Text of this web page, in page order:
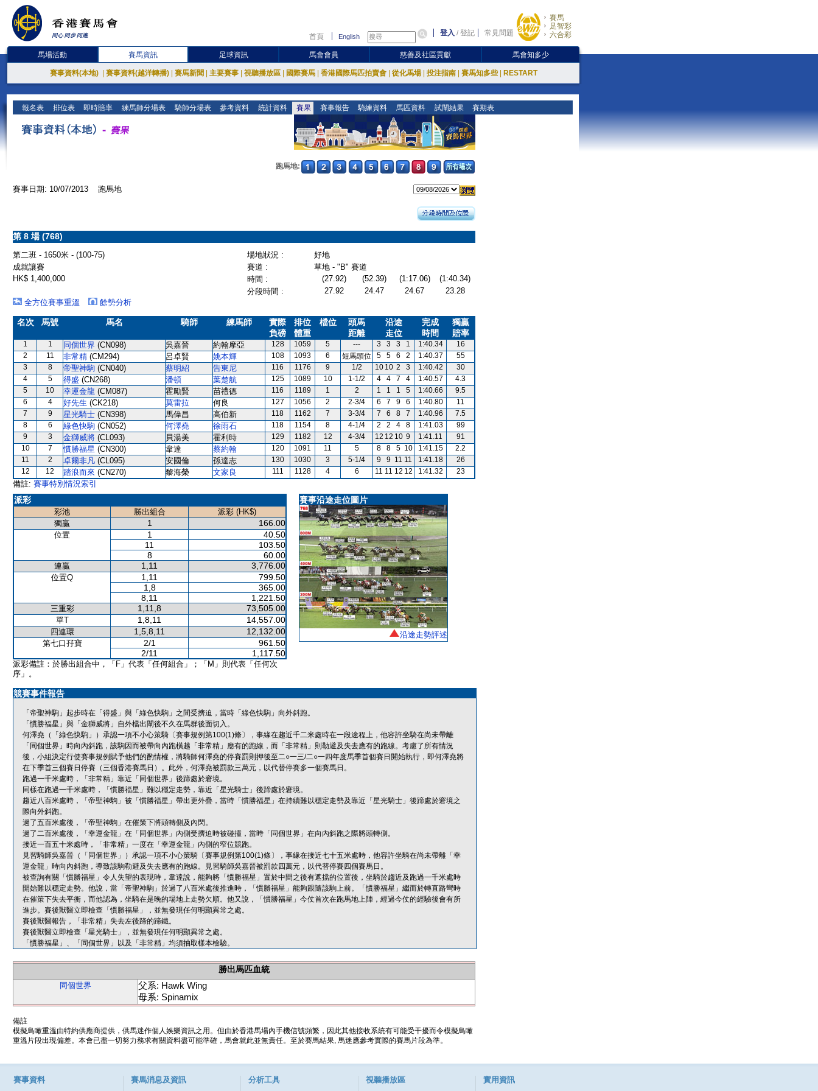
首頁 English 登入 /登記 常見問題
賽馬
足智彩
六合彩
馬場活動 賽馬資訊 足球資訊 馬會會員 慈善及社區貢獻 馬會知多少
賽事資料(本地) 賽事資料(越洋轉播) 賽馬新聞 主要賽事 視聽播放區 國際賽馬 香港國際馬匹拍賣會 從化馬場 投注指南 賽馬知多些 RESTART
報名表 排位表 即時賠率 練馬師分場表 騎師分場表 參考資料 統計資料 賽果 賽事報告 騎練資料 馬匹資料 試閘結果 賽期表
跑馬地:
賽事日期: 10/07/2013 跑馬地
第 8 場 (768)
第二班 - 1650米 - (100-75) 場地狀況 :
好地
成就讓賽
賽道 :
草地 - "B" 賽道
HK$ 1,400,000
時間 : (27.92) (52.39) (1:17.06)
(1:40.34)
分段時間 :
27.92 24.47 24.67
23.28
全方位賽事重溫
餘勢分析
名次 馬號 馬名 騎師 練馬師
實際
負磅
排位
體重
檔位
頭馬
距離
沿途
走位
完成
時間
獨贏
賠率
1 1 同個世界 (CN098) 吳嘉晉 約翰摩亞 128 1059 5 --- 3 3 3 1 1:40.34
16
2
11 非常精 (CM294) 呂卓賢 姚本輝 108 1093 6 短馬頭位 5 5 6 2 1:40.37
55
3
8 帝聖神駒 (CN040) 蔡明紹 告東尼 116 1176 9 1/2 10 10 2 3 1:40.42
30
4
5 得盛 (CN268) 潘頓 葉楚航 125 1089 10 1-1/2 4 4 7 4 1:40.57
4.3
5
10 幸運金龍 (CM087) 霍勵賢 苗禮德 116 1189 1 2 1 1 1 5 1:40.66
9.5
6
4 好先生 (CK218) 莫雷拉 何良 127 1056 2 2-3/4 6 7 9 6 1:40.80
11
7
9 星光騎士 (CN398) 馬偉昌 高伯新 118 1162 7 3-3/4 7 6 8 7 1:40.96
7.5
8
6 綠色快駒 (CN052) 何澤堯 徐雨石 118 1154 8 4-1/4 2 2 4 8 1:41.03
99
9
3 金獅威將 (CL093) 貝湯美 霍利時 129 1182 12 4-3/4 12 12 10 9 1:41.11
91
10
7 慣勝福星 (CN300) 韋達 蔡約翰 120 1091 11 5 8 8 5 10 1:41.15
2.2
11
2 卓爾非凡 (CL095) 安國倫 孫達志 130 1030 3 5-1/4 9 9 11 11 1:41.18
26
12
12 踏浪而來 (CN270) 黎海榮 文家良 111 1128 4 6 11 11 12 12 1:41.32 23
備註: 賽事特別情況索引
派彩
彩池 勝出組合
派彩 (HK$)
獨贏
1 166.00
位置 1
40.50
11
103.50
8
60.00
連贏 1,11 3,776.00
位置Q 1,11
799.50
1,8
365.00
8,11
1,221.50
三重彩 1,11,8 73,505.00
單T 1,8,11 14,557.00
四連環 1,5,8,11 12,132.00
第七口孖寶 2/1
961.50
2/11
1,117.50
派彩備註：於勝出組合中，「F」代表「任何組合」；「M」則代表「任何次
序」。
賽事沿途走位圖片
沿途走勢評述
競賽事件報告
「帝聖神駒」起步時在「得盛」與「綠色快駒」之間受擠迫，當時「綠色快駒」向外斜跑。
「慣勝福星」與「金獅威將」自外檔出閘後不久在馬群後面切入。
何澤堯（「綠色快駒」）承認一項不小心策騎〔賽事規例第100(1)條〕，事緣在趨近千二米處時在一段途程上，他容許坐騎在尚未帶離
「同個世界」時向內斜跑，該駒因而被帶向內跑橫越「非常精」應有的跑線，而「非常精」則勒避及失去應有的跑線。考慮了所有情況
後，小組決定行使賽事規例賦予他們的酌情權，將騎師何澤堯的停賽罰則押後至二○一三/二○一四年度馬季首個賽日開始執行，即何澤堯將
在下季首三個賽日停賽（三個香港賽馬日）。此外，何澤堯被罰款三萬元，以代替停賽多一個賽馬日。
跑過一千米處時，「非常精」靠近「同個世界」後蹄處於窘境。
同樣在跑過一千米處時，「慣勝福星」難以穩定走勢，靠近「星光騎士」後蹄處於窘境。
趨近八百米處時，「帝聖神駒」被「慣勝福星」帶出更外疊，當時「慣勝福星」在持續難以穩定走勢及靠近「星光騎士」後蹄處於窘境之
際向外斜跑。
過了五百米處後，「帝聖神駒」在催策下將頭轉側及內閃。
過了二百米處後，「幸運金龍」在「同個世界」內側受擠迫時被碰撞，當時「同個世界」在向內斜跑之際將頭轉側。
接近一百五十米處時，「非常精」一度在「幸運金龍」內側的窄位競跑。
見習騎師吳嘉晉（「同個世界」）承認一項不小心策騎〔賽事規例第100(1)條〕，事緣在接近七十五米處時，他容許坐騎在尚未帶離「幸
運金龍」時向內斜跑，導致該駒勒避及失去應有的跑線。見習騎師吳嘉晉被罰款四萬元，以代替停賽四個賽馬日。
被查詢有關「慣勝福星」令人失望的表現時，韋達說，能夠將「慣勝福星」置於中間之後有遮擋的位置後，坐騎於趨近及跑過一千米處時
開始難以穩定走勢。他說，當「帝聖神駒」於過了八百米處後推進時，「慣勝福星」能夠跟隨該駒上前。「慣勝福星」繼而於轉直路彎時
在催策下失去平衡，而他認為，坐騎在是晚的場地上走勢欠順。他又說，「慣勝福星」今仗首次在跑馬地上陣，經過今仗的經驗後會有所
進步。賽後獸醫立即檢查「慣勝福星」，並無發現任何明顯異常之處。
賽後獸醫報告，「非常精」失去左後蹄的蹄鐵。
賽後獸醫立即檢查「星光騎士」，並無發現任何明顯異常之處。
「慣勝福星」、「同個世界」以及「非常精」均須抽取樣本檢驗。
勝出馬匹血統
同個世界
父系: Hawk Wing
母系: Spinamix
備註
模擬鳥瞰重溫由特約供應商提供，供馬迷作個人娛樂資訊之用。但由於香港馬場內手機信號頻繁，因此其他接收系統有可能受干擾而令模擬鳥瞰
重溫片段出現偏差。本會已盡一切努力務求有關資料盡可能準確，馬會就此並無責任。至於賽馬結果, 馬迷應參考實際的賽馬片段為準。
賽事資料 賽馬消息及資訊 分析工具 視聽播放區 實用資訊